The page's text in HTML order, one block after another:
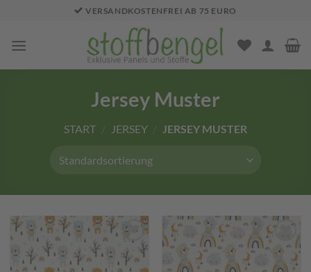
springen
VERSANDKOSTENFREI AB 75 EURO
Jersey Muster
START JERSEY JERSEY MUSTER
Add to
wishlist
Add to
wishlist